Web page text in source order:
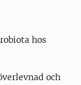
hos
och